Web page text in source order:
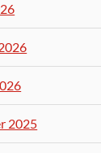
2025